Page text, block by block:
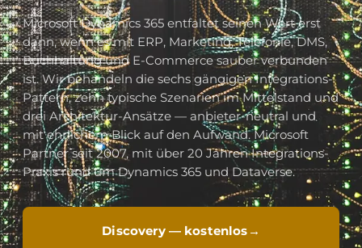
Microsoft Dynamics 365 entfaltet seinen Wert erst
dann, wenn es mit ERP, Marketing, Telefonie, DMS,
Buchhaltung und E-Commerce sauber verbunden
ist. Wir behandeln die sechs gängigen Integrations-
Pattern, zehn typische Szenarien im Mittelstand und
drei Architektur-Ansätze — anbieter-neutral und
mit ehrlichem Blick auf den Aufwand. Microsoft
Partner seit 2007, mit über 20 Jahren Integrations-
Praxis rund um Dynamics 365 und Dataverse.
Discovery — kostenlos